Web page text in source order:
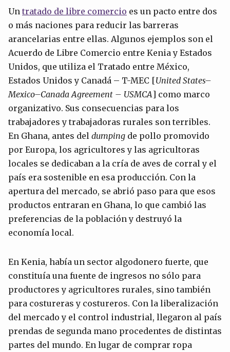
Un tratado de libre comercio es un pacto entre dos
o más naciones para reducir las barreras
arancelarias entre ellas. Algunos ejemplos son el
Acuerdo de Libre Comercio entre Kenia y Estados
Unidos, que utiliza el Tratado entre México,
Estados Unidos y Canadá – T-MEC [United States–
Mexico–Canada Agreement – USMCA] como marco
organizativo. Sus consecuencias para los
trabajadores y trabajadoras rurales son terribles.
En Ghana, antes del dumping de pollo promovido
por Europa, los agricultores y las agricultoras
locales se dedicaban a la cría de aves de corral y el
país era sostenible en esa producción. Con la
apertura del mercado, se abrió paso para que esos
productos entraran en Ghana, lo que cambió las
preferencias de la población y destruyó la
economía local.
En Kenia, había un sector algodonero fuerte, que
constituía una fuente de ingresos no sólo para
productores y agricultores rurales, sino también
para costureras y costureros. Con la liberalización
del mercado y el control industrial, llegaron al país
prendas de segunda mano procedentes de distintas
partes del mundo. En lugar de comprar ropa